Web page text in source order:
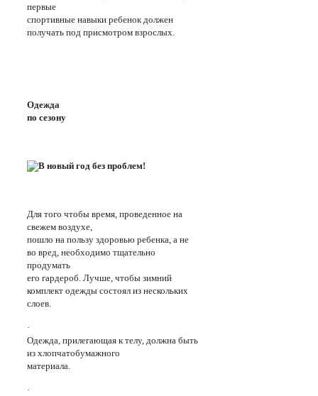
первые
спортивные навыки ребенок должен
получать под присмотром взрослых.
Одежда
по сезону
Для того чтобы время, проведенное на
свежем воздухе,
пошло на пользу здоровью ребенка, а не
во вред, необходимо тщательно
продумать
его гардероб. Лучше, чтобы зимний
комплект одежды состоял из нескольких
слоев.
·
Одежда, прилегающая к телу, должна быть
из хлопчатобумажного
материала.
·